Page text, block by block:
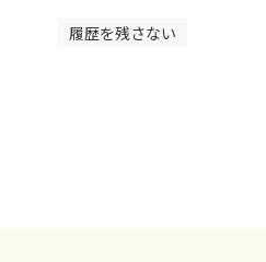
履歴を残さない